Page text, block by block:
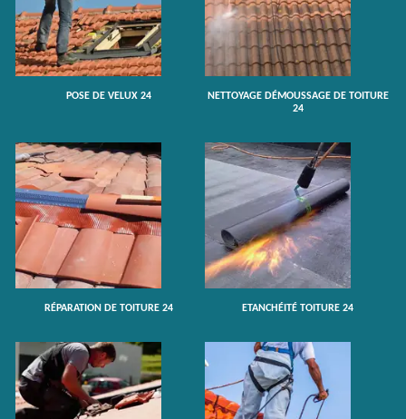
POSE DE VELUX 24
NETTOYAGE DÉMOUSSAGE DE TOITURE
24
RÉPARATION DE TOITURE 24 ETANCHÉITÉ TOITURE 24